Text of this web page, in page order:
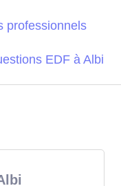
professionnels
EDF à Albi